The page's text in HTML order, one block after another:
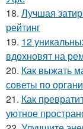
18. Лучшая
рейтинг
19. 12
вдохновят на
20. Как выжать
советы по
21. Как
уютное